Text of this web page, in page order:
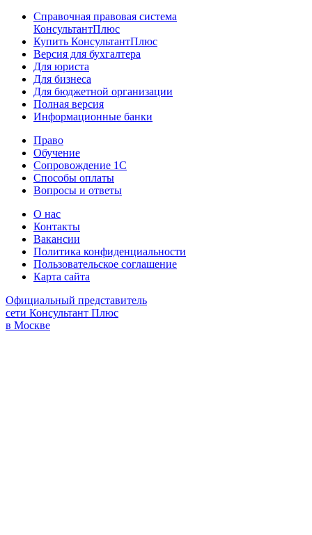
Справочная правовая система
КонсультантПлюс
Купить КонсультантПлюс
Версия для бухгалтера
Для юриста
Для бизнеса
Для бюджетной организации
Полная версия
Информационные банки
Право
Обучение
Сопровождение 1С
Способы оплаты
Вопросы и ответы
О нас
Контакты
Вакансии
Политика конфиденциальности
Пользовательское соглашение
Карта сайта
Официальный представитель
сети Консультант Плюс
в Москве